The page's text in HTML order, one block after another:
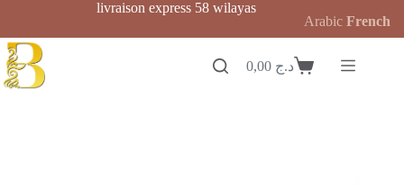
contenu
livraison express 58 wilayas
Panierد.ج
Arabic French